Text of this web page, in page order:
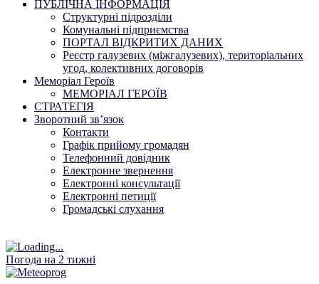
ПУБЛІЧНА ІНФОРМАЦІЯ
Структурні підрозділи
Комунальні підприємства
ПОРТАЛ ВІДКРИТИХ ДАНИХ
Реєстр галузевих (міжгалузевих), територіальних
угод, колективних договорів
Меморіал Героїв
МЕМОРІАЛ ГЕРОЇВ
СТРАТЕГІЯ
Зворотний зв’язок
Контакти
Графік прийому громадян
Телефонний довідник
Електронне звернення
Електронні консультації
Електронні петиції
Громадські слухання
Погода на 2 тижні